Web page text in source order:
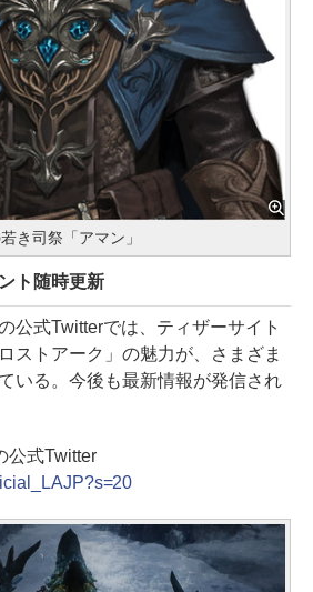
き司祭「アマン」
ト随時更新
公式Twitterでは、ティザーサイト
ストアーク」の魅力が、さまざま
いる。今後も最新情報が発信され
公式Twitter